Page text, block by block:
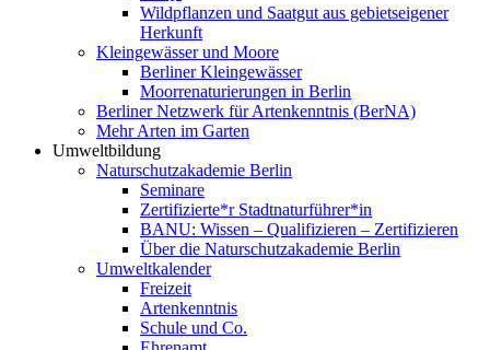
Wildpflanzen und Saatgut aus gebietseigener
Herkunft
Kleingewässer und Moore
Berliner Kleingewässer
Moorrenaturierungen in Berlin
Berliner Netzwerk für Artenkenntnis (BerNA)
Mehr Arten im Garten
Umweltbildung
Naturschutzakademie Berlin
Seminare
Zertifizierte*r Stadtnaturführer*in
BANU: Wissen – Qualifizieren – Zertifizieren
Über die Naturschutzakademie Berlin
Umweltkalender
Freizeit
Artenkenntnis
Schule und Co.